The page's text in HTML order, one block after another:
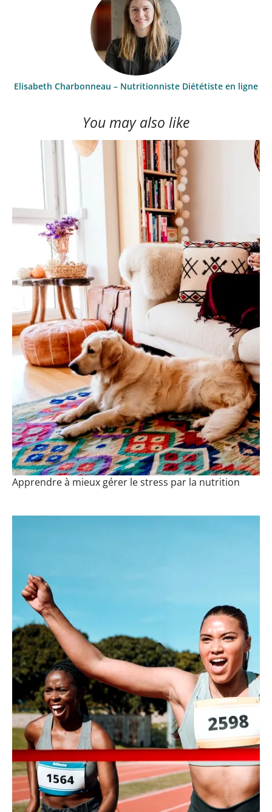
Elisabeth Charbonneau – Nutritionniste Diététiste en ligne
You may also like
Apprendre à mieux gérer le stress par la nutrition